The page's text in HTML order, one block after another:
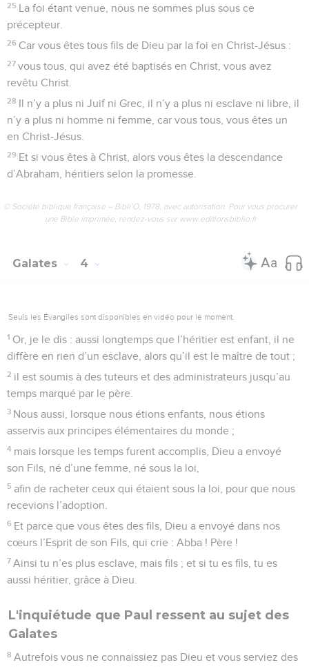
25 La foi étant venue, nous ne sommes plus sous ce
précepteur.
26 Car vous êtes tous fils de Dieu par la foi en Christ-Jésus :
27 vous tous, qui avez été baptisés en Christ, vous avez
revêtu Christ.
28 Il n’y a plus ni Juif ni Grec, il n’y a plus ni esclave ni libre, il
n’y a plus ni homme ni femme, car vous tous, vous êtes un
en Christ-Jésus.
29 Et si vous êtes à Christ, alors vous êtes la descendance
d’Abraham, héritiers selon la promesse.
© Société biblique française – Bibli’O, 1978, avec autorisation. Pour vous procurer
une Bible imprimée, rendez-vous sur www.editionsbiblio.fr
Galates 4
Seuls les Évangiles sont disponibles en vidéo pour le moment.
1 Or, je le dis : aussi longtemps que l’héritier est enfant, il ne
diffère en rien d’un esclave, alors qu’il est le maître de tout ;
2 il est soumis à des tuteurs et des administrateurs jusqu’au
temps marqué par le père.
3 Nous aussi, lorsque nous étions enfants, nous étions
asservis aux principes élémentaires du monde ;
4 mais lorsque les temps furent accomplis, Dieu a envoyé
son Fils, né d’une femme, né sous la loi,
5 afin de racheter ceux qui étaient sous la loi, pour que nous
recevions l’adoption.
6 Et parce que vous êtes des fils, Dieu a envoyé dans nos
cœurs l’Esprit de son Fils, qui crie : Abba ! Père !
7 Ainsi tu n’es plus esclave, mais fils ; et si tu es fils, tu es
aussi héritier, grâce à Dieu.
L'inquiétude que Paul ressent au sujet des
Galates
8 Autrefois vous ne connaissiez pas Dieu et vous serviez des